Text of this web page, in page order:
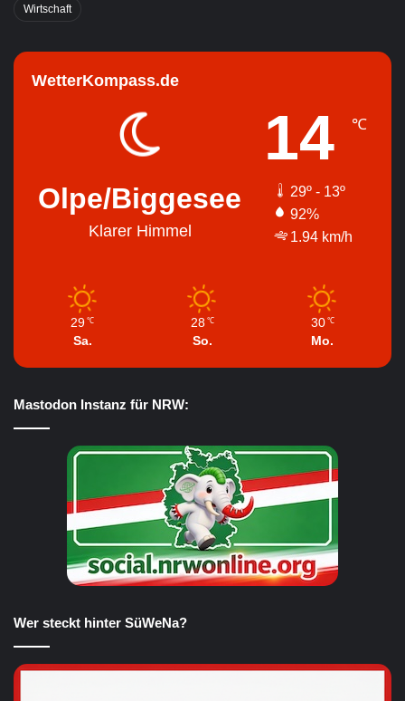
Wirtschaft
WetterKompass.de
Olpe/Biggesee
Klarer Himmel
14 ℃
29º - 13º
92%
1.94 km/h
29 ℃
Sa.
28 ℃
So.
30 ℃
Mo.
Mastodon Instanz für NRW:
Wer steckt hinter SüWeNa?